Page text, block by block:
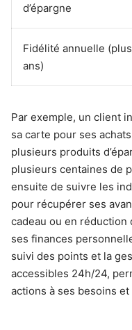
d’épargne
Fidélité annuelle
ans)
Par exemple, un client
sa carte pour ses
plusieurs produits
plusieurs centaines de
ensuite de suivre les
pour récupérer ses
cadeau ou en
ses finances
suivi des points et la
accessibles 24h/24,
actions à ses besoins